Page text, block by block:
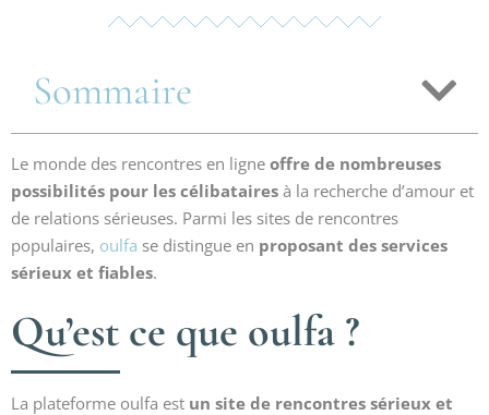
Sommaire
Le monde des rencontres en ligne offre de nombreuses
possibilités pour les célibataires à la recherche d’amour et
de relations sérieuses. Parmi les sites de rencontres
populaires, oulfa se distingue en proposant des services
sérieux et fiables.
Qu’est ce que oulfa ?
La plateforme oulfa est un site de rencontres sérieux et